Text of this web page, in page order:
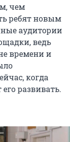
чем
ребят новым
аудитории
ведь
времени и
когда
развивать.